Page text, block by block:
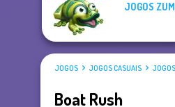
JOGOS
JOGOS JOGOS CASUAIS
Boat Rush